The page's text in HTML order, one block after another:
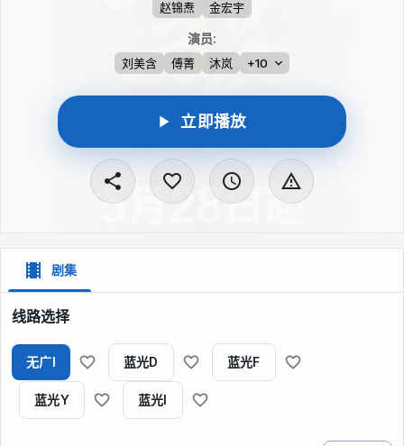
赵锦焘 金宏宇
演员:
刘美含 傅菁 沐岚 +10
立即播放
剧集
线路选择
无广I 蓝光D 蓝光F
蓝光Y 蓝光I